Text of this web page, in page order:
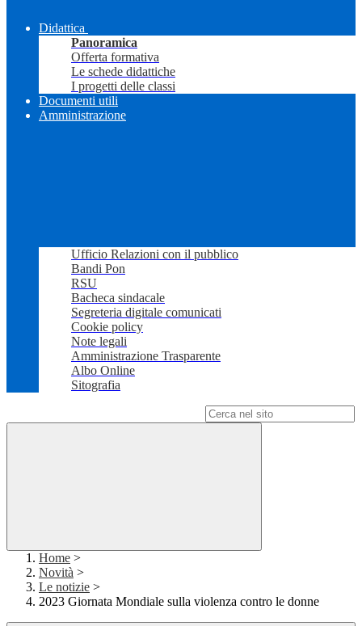
Didattica
Panoramica
Offerta formativa
Le schede didattiche
I progetti delle classi
Documenti utili
Amministrazione
Ufficio Relazioni con il pubblico
Bandi Pon
RSU
Bacheca sindacale
Segreteria digitale comunicati
Cookie policy
Note legali
Amministrazione Trasparente
Albo Online
Sitografia
Home >
Novità >
Le notizie >
2023 Giornata Mondiale sulla violenza contro le donne